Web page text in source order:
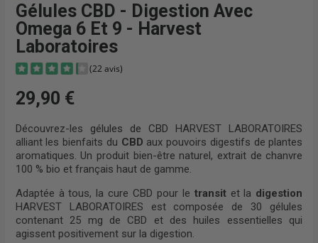
Gélules CBD - Digestion Avec
Omega 6 Et 9 - Harvest
Laboratoires
(22 avis)
29,90 €
Découvrez-les gélules de CBD HARVEST LABORATOIRES
alliant les bienfaits du CBD aux pouvoirs digestifs de plantes
aromatiques. Un produit bien-être naturel, extrait de chanvre
100 % bio et français haut de gamme.
Adaptée à tous, la cure CBD pour le transitet la digestion
HARVEST LABORATOIRES est composée de 30 gélules
contenant 25 mg de CBD et des huiles essentielles qui
agissent positivement sur la digestion.